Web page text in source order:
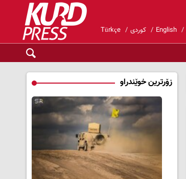
English کوردی Türkçe
زۆرترین خوێندراو